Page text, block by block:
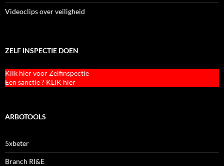
Videoclips over veiligheid
ZELF INSPECTIE DOEN
Klik hier voor Zelfinspectie
Een sanctie ? KLIK hier
ARBOTOOLS
5xbeter
Branch RI&E